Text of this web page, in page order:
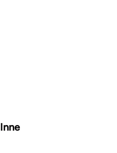
Inne